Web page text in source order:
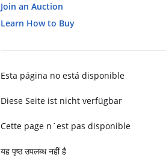
Join an Auction
Learn How to Buy
Esta página no está disponible
Diese Seite ist nicht verfügbar
Cette page n´est pas disponible
यह पृष्ठ उपलब्ध नहीं है